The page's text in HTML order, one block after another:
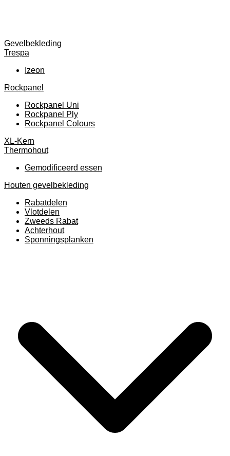
Gevelbekleding
Trespa
Izeon
Rockpanel
Rockpanel Uni
Rockpanel Ply
Rockpanel Colours
XL-Kern
Thermohout
Gemodificeerd essen
Houten gevelbekleding
Rabatdelen
Vlotdelen
Zweeds Rabat
Achterhout
Sponningsplanken